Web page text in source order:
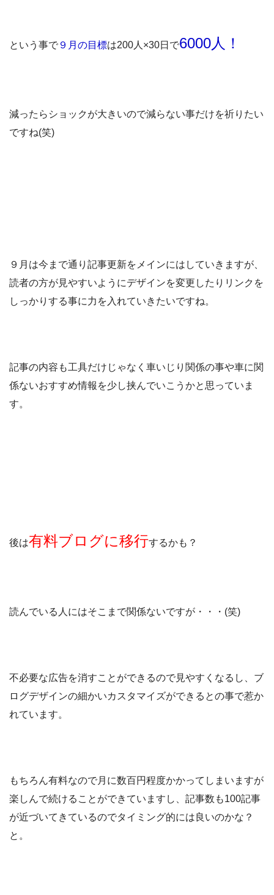
という事で ９月の目標は200人×30日で6000人！
減ったらショックが大きいので減らない事だけを祈りたい
ですね(笑)
９月は今まで通り記事更新をメインにはしていきますが、
読者の方が見やすいようにデザインを変更したりリンクを
しっかりする事に力を入れていきたいですね。
記事の内容も工具だけじゃなく車いじり関係の事や車に関
係ないおすすめ情報を少し挟んでいこうかと思っていま
す。
後は有料ブログに移行するかも？
読んでいる人にはそこまで関係ないですが・・・(笑)
不必要な広告を消すことができるので見やすくなるし、ブ
ログデザインの細かいカスタマイズができるとの事で惹か
れています。
もちろん有料なので月に数百円程度かかってしまいますが
楽しんで続けることができていますし、記事数も100記事
が近づいてきているのでタイミング的には良いのかな？
と。